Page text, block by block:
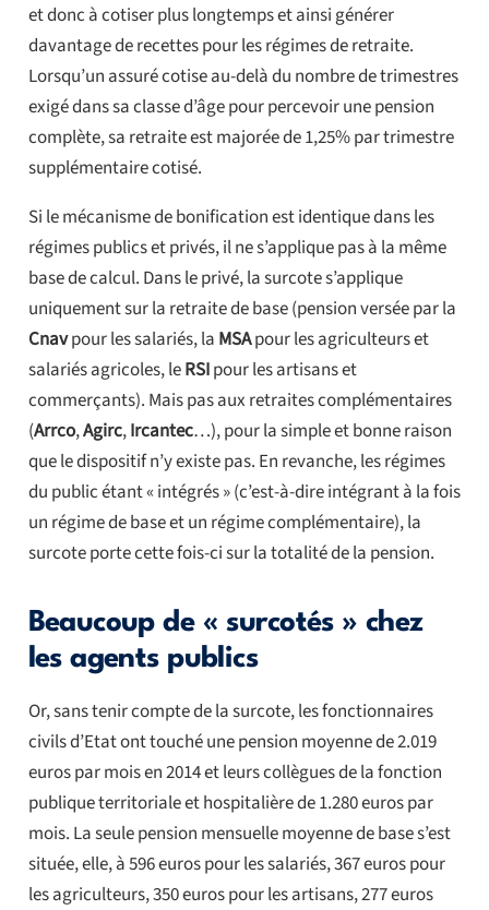
et donc à cotiser plus longtemps et ainsi générer
davantage de recettes pour les régimes de retraite.
Lorsqu’un assuré cotise au-delà du nombre de trimestres
exigé dans sa classe d’âge pour percevoir une pension
complète, sa retraite est majorée de 1,25% par trimestre
supplémentaire cotisé.
Si le mécanisme de bonification est identique dans les
régimes publics et privés, il ne s’applique pas à la même
base de calcul. Dans le privé, la surcote s’applique
uniquement sur la retraite de base (pension versée par la
Cnavpour les salariés, la MSApour les agriculteurs et
salariés agricoles, leRSIpour les artisans et
commerçants). Mais pas aux retraites complémentaires
(Arrco,Agirc,Ircantec…), pour la simple et bonne raison
que le dispositif n’y existe pas. En revanche, les régimes
du public étant « intégrés » (c’est-à-dire intégrant à la fois
un régime de base et un régime complémentaire), la
surcote porte cette fois-ci sur la totalité de la pension.
Beaucoup de « surcotés » chez
les agents publics
Or, sans tenir compte de la surcote, les fonctionnaires
civils d’Etat ont touché une pension moyenne de 2.019
euros par mois en 2014 et leurs collègues de la fonction
publique territoriale et hospitalière de 1.280 euros par
mois. La seule pension mensuelle moyenne de base s’est
située, elle, à 596 euros pour les salariés, 367 euros pour
les agriculteurs, 350 euros pour les artisans, 277 euros